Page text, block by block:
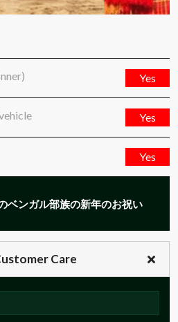
Yes
Yes
Yes
ベンガル部族の新年のお祝い
Care